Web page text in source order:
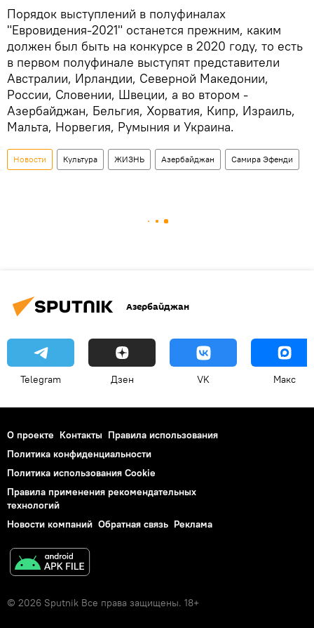
Порядок выступлений в полуфиналах
"Евровидения-2021" останется прежним, каким
должен был быть на конкурсе в 2020 году, то есть
в первом полуфинале выступят представители
Австралии, Ирландии, Северной Македонии,
России, Словении, Швеции, а во втором -
Азербайджан, Бельгия, Хорватия, Кипр, Израиль,
Мальта, Норвегия, Румыния и Украина.
Новости Культура ЖИЗНЬ Азербайджан Самира Эфенди
Азербайджан
Telegram Дзен VK Макс
О проекте Контакты Правила использования
Политика конфиденциальности
Политика использования Cookie
Правила применения рекомендательных
технологий
Новости компаний Обратная связь Реклама
© 2026 Sputnik Все права защищены. 18+